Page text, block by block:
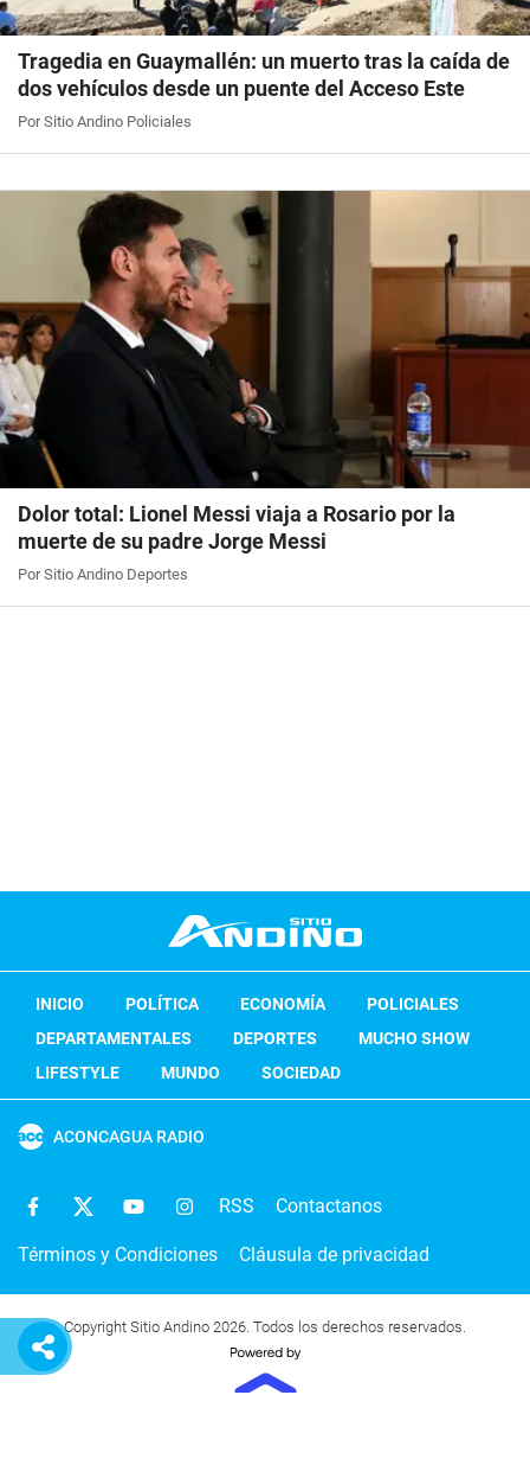
Tragedia en Guaymallén: un muerto tras la caída de
dos vehículos desde un puente del Acceso Este
Por Sitio Andino Policiales
Dolor total: Lionel Messi viaja a Rosario por la
muerte de su padre Jorge Messi
Por Sitio Andino Deportes
INICIO POLÍTICA ECONOMÍA
POLICIALES
DEPARTAMENTALES
DEPORTES
MUCHO SHOW
LIFESTYLE
MUNDO SOCIEDAD
ACONCAGUA RADIO
RSS Contactanos
Términos y Condiciones Cláusula de privacidad
Copyright Sitio Andino 2026. Todos los derechos reservados.